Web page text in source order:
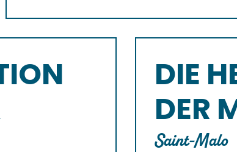
DIE
DER
Saint-Malo